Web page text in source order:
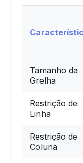
Tamanho da
Grelha
Restrição de
Linha
Restrição de
Coluna